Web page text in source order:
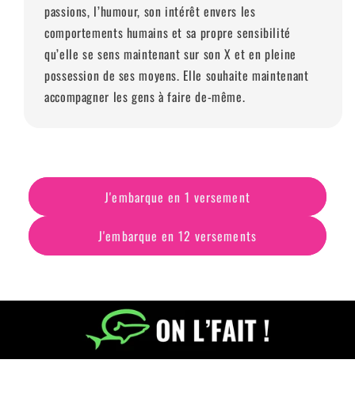
passions, l’humour, son intérêt envers les
comportements humains et sa propre sensibilité
qu’elle se sens maintenant sur son X et en pleine
possession de ses moyens. Elle souhaite maintenant
accompagner les gens à faire de-même.
J'embarque en 1 versement
J'embarque en 12 versements